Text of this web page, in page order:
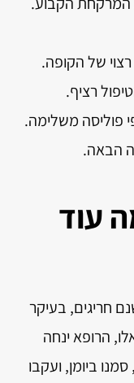
של הקופה.
רציף.
פוליסה משלימה.
הבאה.
עוד
חריגים, בעיקר
הרופא ינחה
ביומן, ועקבו